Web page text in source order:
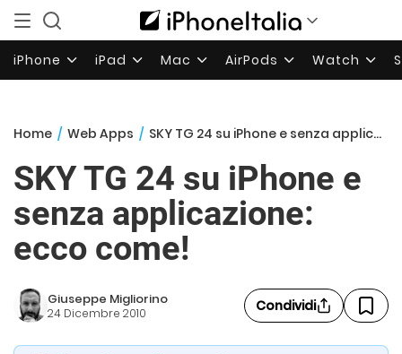
iPhone iPad Mac AirPods Watch
Home / Web Apps / SKY TG 24 su iPhone e senza applicazione: ecco come!
SKY TG 24 su iPhone e
senza applicazione:
ecco come!
Giuseppe Migliorino
24 Dicembre 2010 Condividi